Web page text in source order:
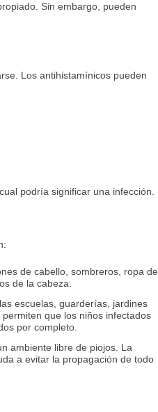
Sin embargo, pueden
Los antihistamínicos pueden
podría significar una infección.
de cabello, sombreros, ropa de
de la cabeza.
escuelas, guarderías, jardines
que los niños infectados
por completo.
ambiente libre de piojos. La
a evitar la propagación de todo